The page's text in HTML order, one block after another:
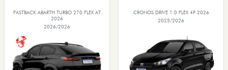
FASTBACK ABARTH TURBO 270 FLEX AT
2026
2026/2026
CRONOS DRIVE 1.0 FLEX 4P 2026
2025/2026